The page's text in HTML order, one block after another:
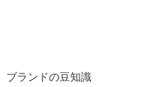
ブランドの豆知識